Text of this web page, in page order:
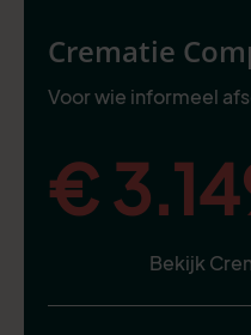
Crematie
Voor wie informeel
€
Bekijk